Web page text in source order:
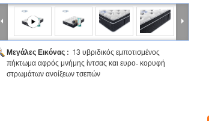
Μεγάλες Εικόνας : 13 υβριδικός εμποτισμένος
πήκτωμα αφρός μνήμης ίντσας και ευρο- κορυφή
στρωμάτων ανοίξεων τσεπών